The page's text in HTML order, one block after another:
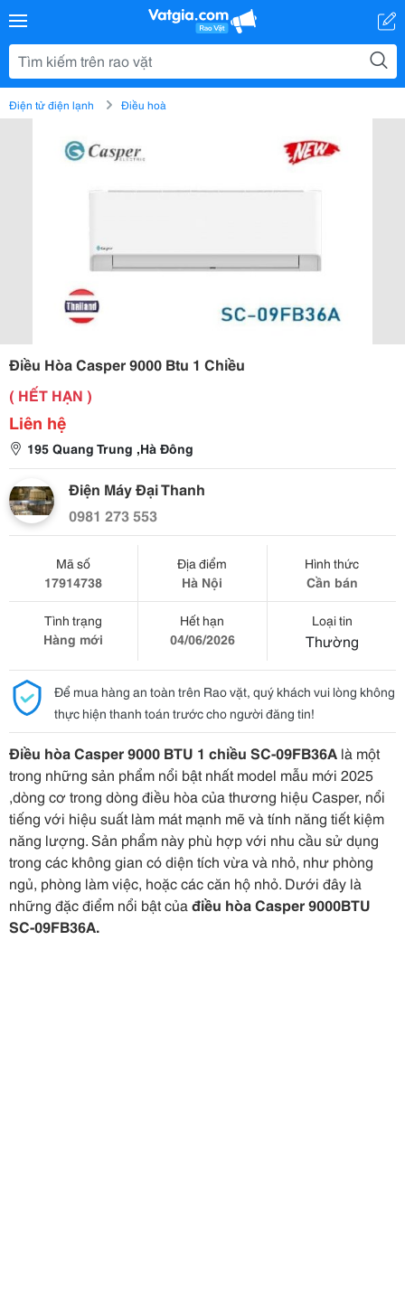
Điện tử điện lạnh Điều hoà
Điều Hòa Casper 9000 Btu 1 Chiều
( HẾT HẠN )
Liên hệ
195 Quang Trung ,Hà Đông
Điện Máy Đại Thanh
0981 273 553
Mã số
17914738
Địa điểm
Hà Nội
Hình thức
Cần bán
Tình trạng
Hàng mới
Hết hạn
04/06/2026
Loại tin
Thường
Để mua hàng an toàn trên Rao vặt, quý khách vui lòng không
thực hiện thanh toán trước cho người đăng tin!
Điều hòa Casper 9000 BTU 1 chiều SC-09FB36A là một
trong những sản phẩm nổi bật nhất model mẫu mới 2025
,dòng cơ trong dòng điều hòa của thương hiệu Casper, nổi
tiếng với hiệu suất làm mát mạnh mẽ và tính năng tiết kiệm
năng lượng. Sản phẩm này phù hợp với nhu cầu sử dụng
trong các không gian có diện tích vừa và nhỏ, như phòng
ngủ, phòng làm việc, hoặc các căn hộ nhỏ. Dưới đây là
những đặc điểm nổi bật của điều hòa Casper 9000BTU
SC-09FB36A.